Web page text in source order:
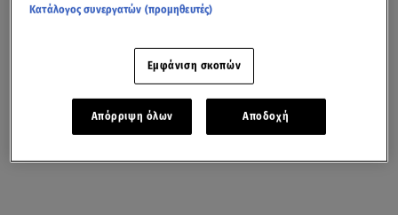
Κατάλογος συνεργατών (προμηθευτές)
Εμφάνιση σκοπών
Απόρριψη όλων Αποδοχή